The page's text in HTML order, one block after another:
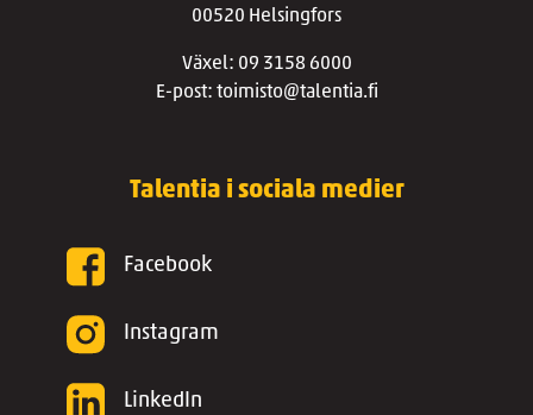
00520 Helsingfors
Växel: 09 3158 6000
E-post: toimisto@talentia.fi
Talentia i sociala medier
Facebook
Instagram
LinkedIn